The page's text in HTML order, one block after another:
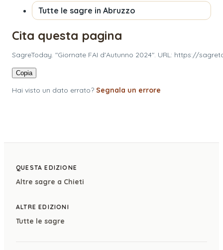
Tutte le sagre in Abruzzo
Cita questa pagina
SagreToday. "Giornate FAI d'Autunno 2024". URL: https://
Copia
Hai visto un dato errato? Segnala un errore
QUESTA EDIZIONE
Altre sagre a Chieti
ALTRE EDIZIONI
Tutte le sagre